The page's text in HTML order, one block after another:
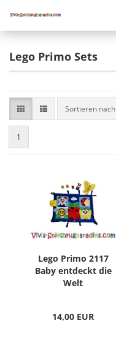
Lego Primo Sets
Sortieren nach
1
Lego Primo 2117
Baby entdeckt die
Welt
14,00 EUR